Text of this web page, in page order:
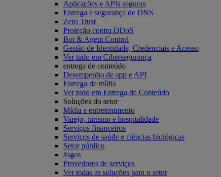
Aplicações e APIs seguras
Entrega e segurança de DNS
Zero Trust
Proteção contra DDoS
Bot & Agent Control
Gestão de Identidade, Credenciais e Acesso
Ver tudo em Cibersegurança
entrega de conteúdo
Desempenho de app e API
Entrega de mídia
Ver tudo em Entrega de Conteúdo
Soluções do setor
Mídia e entretenimento
Varejo, turismo e hospitalidade
Serviços financeiros
Serviços de saúde e ciências biológicas
Setor público
Jogos
Provedores de serviços
Ver todas as soluções para o setor